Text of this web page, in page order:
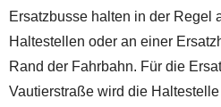
Ersatzbusse halten in der Regel
Haltestellen oder an einer
Rand der Fahrbahn. Für die
Vautierstraße wird die Haltestelle